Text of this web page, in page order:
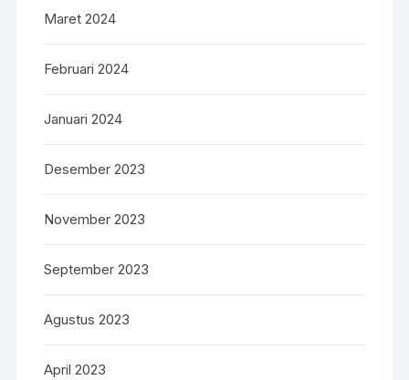
Maret 2024
Februari 2024
Januari 2024
Desember 2023
November 2023
September 2023
Agustus 2023
April 2023